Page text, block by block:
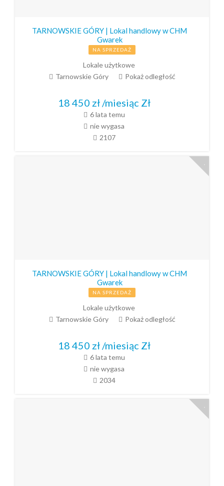
TARNOWSKIE GÓRY | Lokal handlowy w CHM
Gwarek
NA SPRZEDAŻ
Lokale użytkowe
Tarnowskie Góry
Pokaż odległość
18 450 zł /miesiąc Zł
6 lata temu
nie wygasa
2107
TARNOWSKIE GÓRY | Lokal handlowy w CHM
Gwarek
NA SPRZEDAŻ
Lokale użytkowe
Tarnowskie Góry
Pokaż odległość
18 450 zł /miesiąc Zł
6 lata temu
nie wygasa
2034